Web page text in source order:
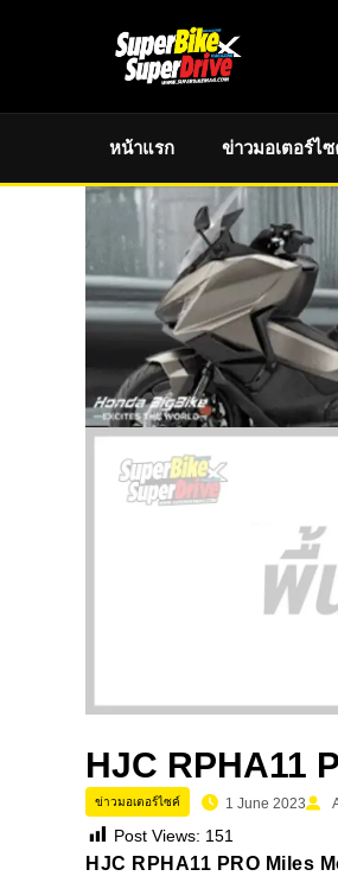
หน้าแรก ข่าวมอเตอร์ไ
HJC RPHA11
ข่าวมอเตอร์ไซค์ 1 June 2023
Post Views: 151
HJC RPHA11 PRO Miles